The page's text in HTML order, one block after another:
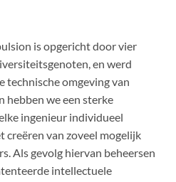
is opgericht door vier
en werd
technische omgeving van
hebben we een sterke
ingenieur individueel
van zoveel mogelijk
Als gevolg hiervan beheersen
intellectuele